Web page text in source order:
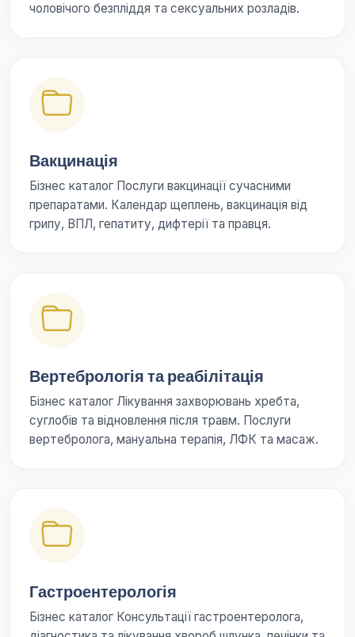
чоловічого безпліддя та сексуальних розладів.
Вакцинація
Бізнес каталог Послуги вакцинації сучасними
препаратами. Календар щеплень, вакцинація від
грипу, ВПЛ, гепатиту, дифтерії та правця.
Вертебрологія та реабілітація
Бізнес каталог Лікування захворювань хребта,
суглобів та відновлення після травм. Послуги
вертебролога, мануальна терапія, ЛФК та масаж.
Гастроентерологія
Бізнес каталог Консультації гастроентеролога,